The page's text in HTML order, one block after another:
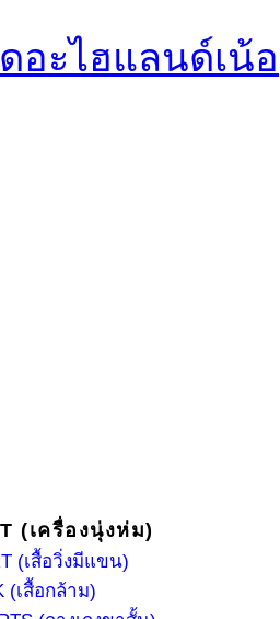
| เดอะไฮแลนด์เน้อ
(เครื่องนุ่งห่ม)
(เสื้อวิ่งมีแขน)
(เสื้อกล้าม)